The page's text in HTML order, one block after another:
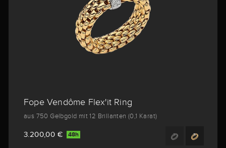
Fope Vendôme Flex'it Ring
aus 750 Gelbgold mit 12 Brillanten (0,1 Karat)
3.200,00 € 48h